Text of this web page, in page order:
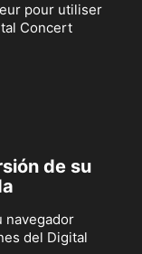
pour utiliser
Concert
de su
navegador
del Digital